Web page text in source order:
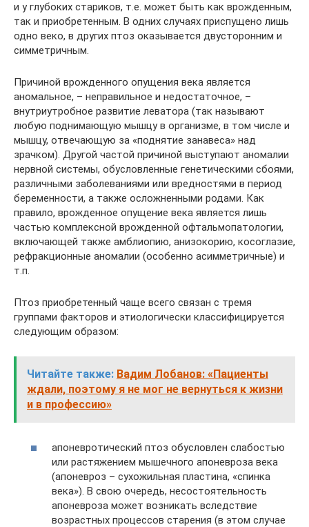
и у глубоких стариков, т.е. может быть как врожденным,
так и приобретенным. В одних случаях приспущено лишь
одно веко, в других птоз оказывается двусторонним и
симметричным.
Причиной врожденного опущения века является
аномальное, – неправильное и недостаточное, –
внутриутробное развитие леватора (так называют
любую поднимающую мышцу в организме, в том числе и
мышцу, отвечающую за «поднятие занавеса» над
зрачком). Другой частой причиной выступают аномалии
нервной системы, обусловленные генетическими сбоями,
различными заболеваниями или вредностями в период
беременности, а также осложненными родами. Как
правило, врожденное опущение века является лишь
частью комплексной врожденной офтальмопатологии,
включающей также амблиопию, анизокорию, косоглазие,
рефракционные аномалии (особенно асимметричные) и
т.п.
Птоз приобретенный чаще всего связан с тремя
группами факторов и этиологически классифицируется
следующим образом:
Читайте также: Вадим Лобанов: «Пациенты
ждали, поэтому я не мог не вернуться к жизни
и в профессию»
апоневротический птоз обусловлен слабостью
или растяжением мышечного апоневроза века
(апоневроз – сухожильная пластина, «спинка
века»). В свою очередь, несостоятельность
апоневроза может возникать вследствие
возрастных процессов старения (в этом случае